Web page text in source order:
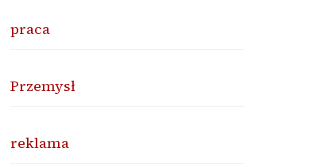
praca
Przemysł
reklama